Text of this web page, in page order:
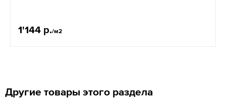
1'144 р./м2
Другие товары этого раздела